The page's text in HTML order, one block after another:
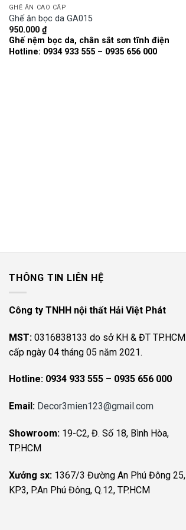
wishlist
GHẾ ĂN CAO CẤP
Ghế ăn bọc da GA015
950.000 ₫
Ghế nệm bọc da, chân sắt sơn tĩnh điện
Hotline: 0934 933 555 – 0935 656 000
THÔNG TIN LIÊN HỆ
Công ty TNHH nội thất Hải Việt Phát
MST: 0316838133 do sở KH & ĐT TP.HCM
cấp ngày 04 tháng 05 năm 2021.
Hotline: 0934 933 555 – 0935 656 000
Email: Decor3mien123@gmail.com
Showroom: 19-C2, Đ. Số 18, Bình Hòa,
TP.HCM
Xưởng sx: 1367/3 Đường An Phú Đông 25,
KP3, P.An Phú Đông, Q.12, TP.HCM